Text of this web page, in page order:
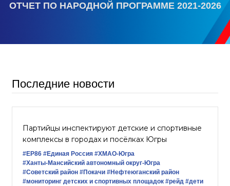
ОТЧЕТ ПО НАРОДНОЙ ПРОГРАММЕ 2021-2026
Последние новости
Партийцы инспектируют детские и спортивные
комплексы в городах и посёлках Югры
#ЕР86 #Единая Россия #ХМАО-Югра
#Ханты-Мансийский автономный округ-Югра
#Советский район #Покачи #Нефтеюганский район
#мониторинг детских и спортивных площадок #рейд #дети